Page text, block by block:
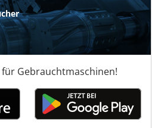
Gebrauchtmaschinen!